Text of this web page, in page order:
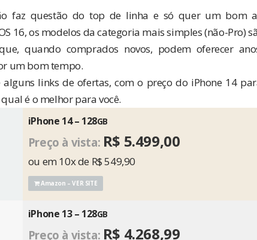
faz questão do top de linha e só quer um bom
16, os modelos da categoria mais simples (não-Pro)
quando comprados novos, podem oferecer
um bom tempo.
alguns links de ofertas, com o preço do iPhone 14
é o melhor para você.
iPhone 14 – 128GB
Preço à vista: R$ 5.499,00
ou em 10x de R$ 549,90
Amazon – VER SITE
iPhone 13 – 128GB
Preço à vista: R$ 4.268,99